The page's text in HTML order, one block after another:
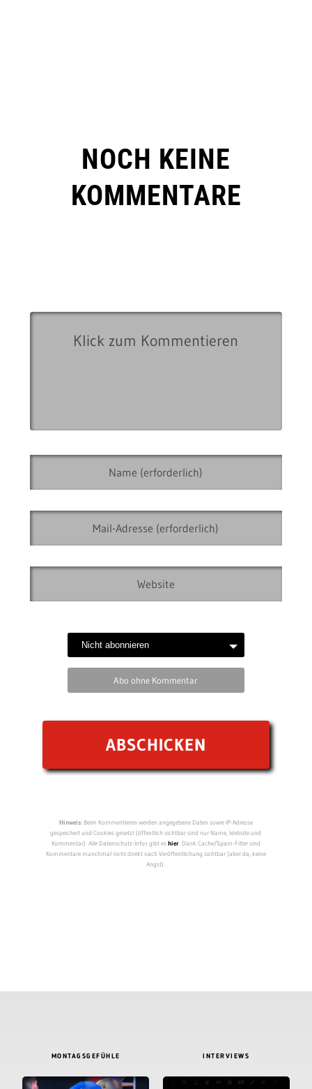
NOCH KEINE
KOMMENTARE
Abo ohne Kommentar
Hinweis:Beim Kommentieren werden angegebene Daten sowie IP-Adresse
gespeichert und Cookies gesetzt (öffentlich sichtbar sind nur Name, Website und
Kommentar). Alle Datenschutz-Infos gibt eshier. Dank Cache/Spam-Filter sind
Kommentare manchmal nicht direkt nach Veröffentlichung sichtbar (aber da, keine
Angst).
MONTAGSGEFÜHLE INTERVIEWS